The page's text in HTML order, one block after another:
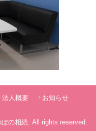
法人概要
お知らせ
ぼの相続. All rights reserved.